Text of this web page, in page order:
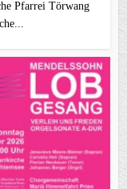
Pfarrei Törwang